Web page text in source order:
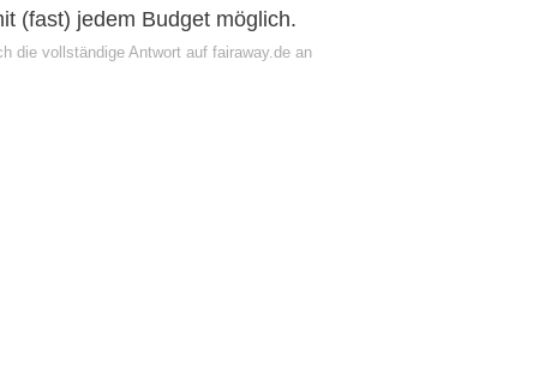
(fast) jedem Budget möglich.
die vollständige Antwort auf fairaway.de an